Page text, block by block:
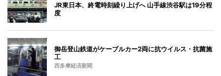
JR東日本、終電時刻繰り上げへ 山手線渋谷駅は19分程
度
御岳登山鉄道がケーブルカー2両に抗ウイルス・抗菌施
工
西多摩経済新聞